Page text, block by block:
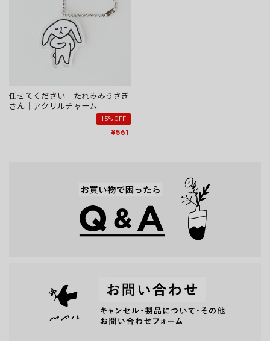
任せてください｜たれみみうさぎ
さん｜アクリルチャーム
15%OFF
¥561